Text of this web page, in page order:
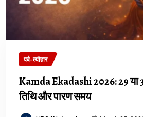
पर्व-त्यौहार
Kamda Ekadashi 2026: 29 या
तिथि और पारण समय